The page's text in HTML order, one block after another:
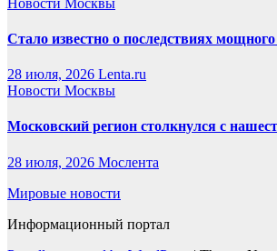
Стало известно о последствиях
28 июля, 2026 Lenta.ru
Новости Москвы
Московский регион столкнулся с
28 июля, 2026 Мослента
Мировые новости
Информационный портал